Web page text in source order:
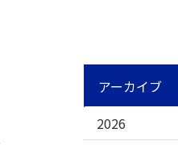
アーカイブ
2026